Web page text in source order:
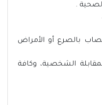
.
مصاب بالصرع أو الأمراض
الشخصية، وكافة